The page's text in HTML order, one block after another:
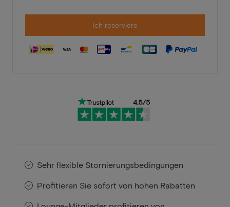
Ich reserviere
Sehr flexible Stornierungsbedingungen
Profitieren Sie sofort von hohen Rabatten